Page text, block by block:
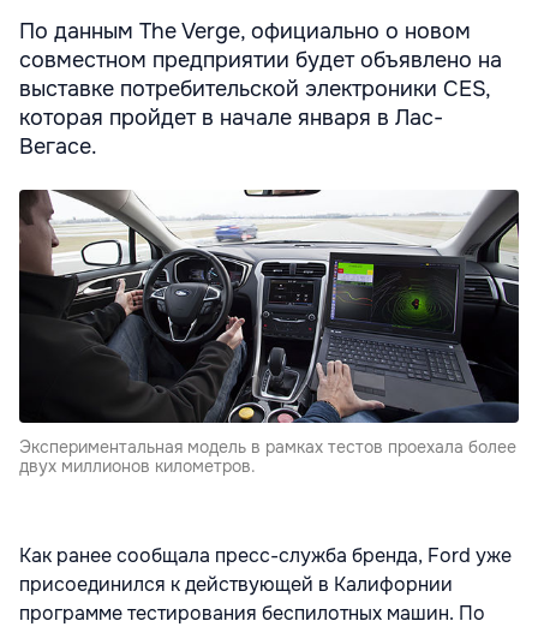
По данным The Verge, официально о новом
совместном предприятии будет объявлено на
выставке потребительской электроники CES,
которая пройдет в начале января в Лас-
Вегасе.
Экспериментальная модель в рамках тестов проехала более
двух миллионов километров.
Как ранее сообщала пресс-служба бренда, Ford уже
присоединился к действующей в Калифорнии
программе тестирования беспилотных машин. По